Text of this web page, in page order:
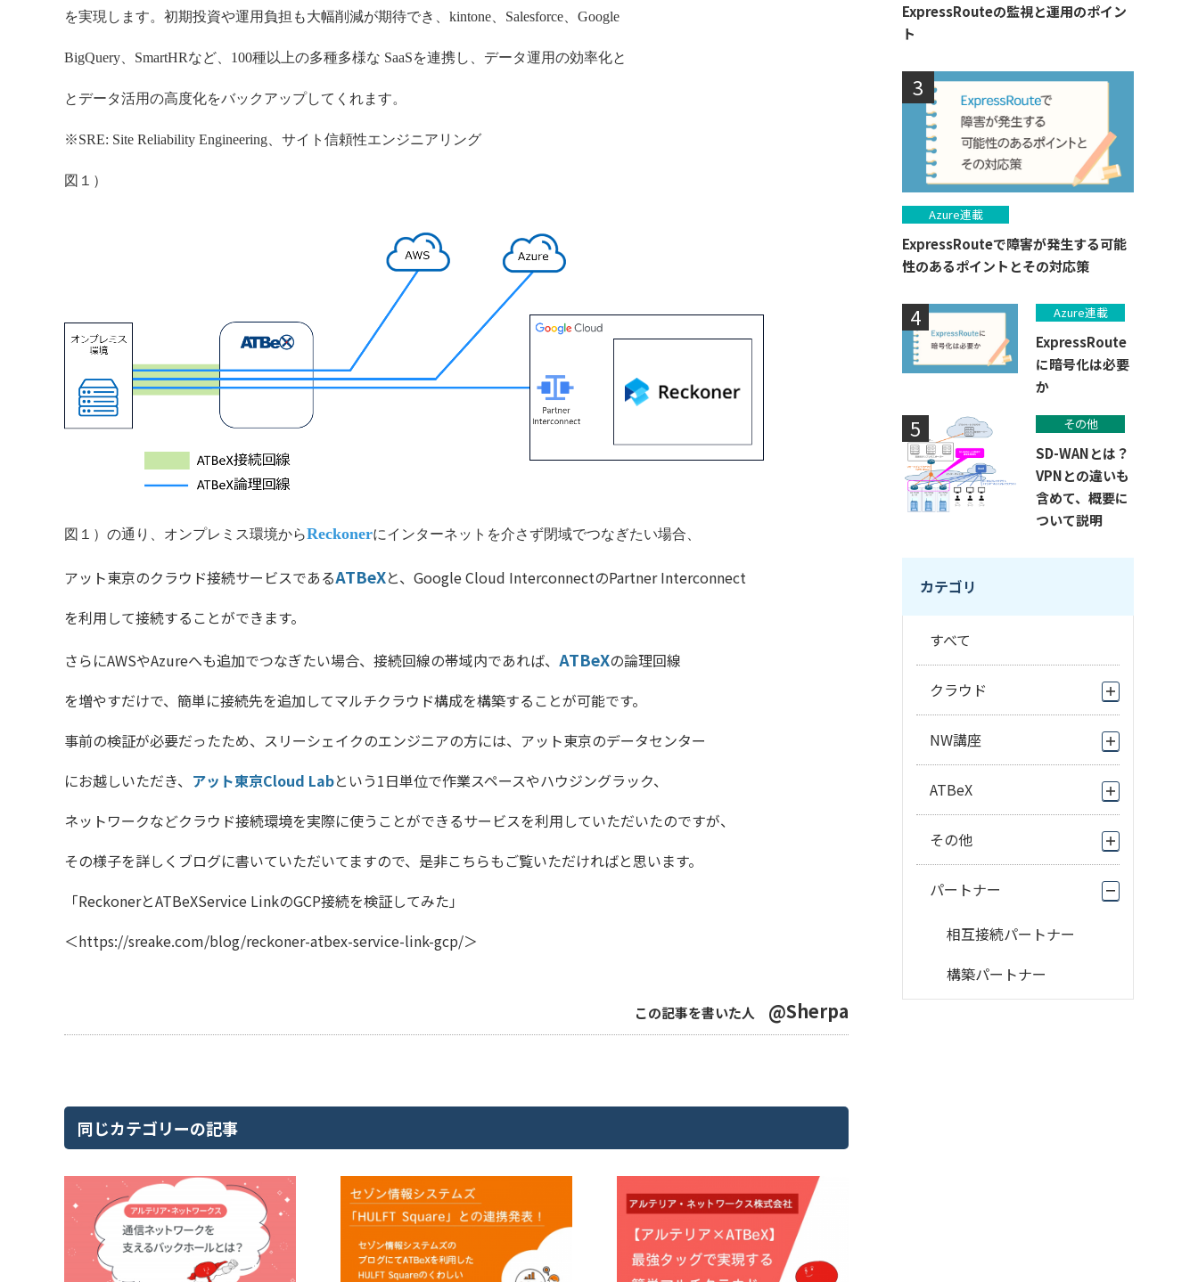
を実現します。初期投資や運用負担も大幅削減が期待でき、kintone、Salesforce、Google
BigQuery、SmartHRなど、100種以上の多種多様な SaaSを連携し、データ運用の効率化と
とデータ活用の高度化をバックアップしてくれます。
※SRE: Site Reliability Engineering、サイト信頼性エンジニアリング
図１）
図１）の通り、オンプレミス環境からReckonerにインターネットを介さず閉域でつなぎたい場合、
アット東京のクラウド接続サービスであるATBeXと、Google Cloud InterconnectのPartner Interconnect
を利用して接続することができます。
さらにAWSやAzureへも追加でつなぎたい場合、接続回線の帯域内であれば、 ATBeXの論理回線
を増やすだけで、簡単に接続先を追加してマルチクラウド構成を構築することが可能です。
事前の検証が必要だったため、スリーシェイクのエンジニアの方には、 アット東京のデータセンター
にお越しいただき、 アット東京Cloud Labという1日単位で作業スペースやハウジングラック、
ネットワークなどクラウド接続環境を実際に使うことができるサービスを利用していただいたのですが、
その様子を詳しくブログに書いていただいてますので、是非こちらもご覧いただければと思います。
「ReckonerとATBeXService LinkのGCP接続を検証してみた 」
＜https://sreake.com/blog/reckoner-atbex-service-link-gcp/＞
この記事を書いた人 @Sherpa
同じカテゴリーの記事
ExpressRouteの監視と運用のポイン
ト
Azure連載
ExpressRouteで障害が発生する可能
性のあるポイントとその対応策
Azure連載
ExpressRoute
に暗号化は必要
か
その他
SD-WANとは？
VPNとの違いも
含めて、概要に
ついて説明
カテゴリ
すべて
クラウド
NW講座
ATBeX
その他
パートナー
相互接続パートナー
構築パートナー